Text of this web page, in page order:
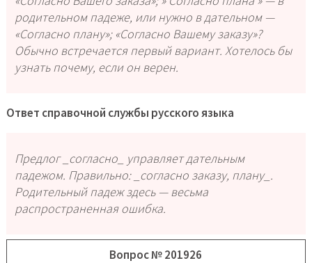
родительном падеже, или нужно в дательном —
«Согласно плану»; «Согласно Вашему заказу»?
Обычно встречается первый вариант. Хотелось бы
узнать почему, если он верен.
Ответ справочной службы русского языка
Предлог _согласно_ управляет дательным
падежом. Правильно: _согласно заказу, плану_.
Родительный падеж здесь — весьма
распространенная ошибка.
Вопрос № 201926